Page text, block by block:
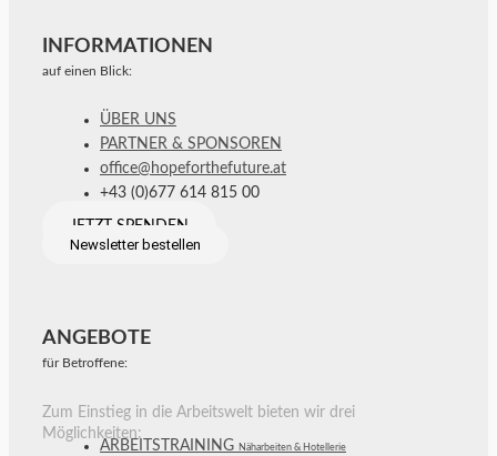
INFORMATIONEN
auf einen Blick:
ÜBER UNS
PARTNER & SPONSOREN
office@hopeforthefuture.at
+43 (0)677 614 815 00
JETZT SPENDEN
Newsletter bestellen
ANGEBOTE
für Betroffene:
Zum Einstieg in die Arbeitswelt bieten wir drei
Möglichkeiten:
ARBEITSTRAINING Näharbeiten & Hotellerie